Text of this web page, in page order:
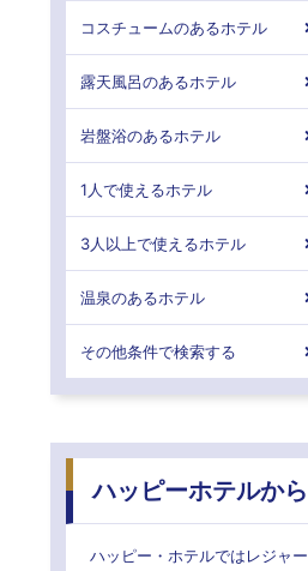
コスチュームのあるホテル
露天風呂のあるホテル
岩盤浴のあるホテル
1人で使えるホテル
3人以上で使えるホテル
温泉のあるホテル
その他条件で検索する
ハッピーホテルから
ハッピー・ホテルではレジャー